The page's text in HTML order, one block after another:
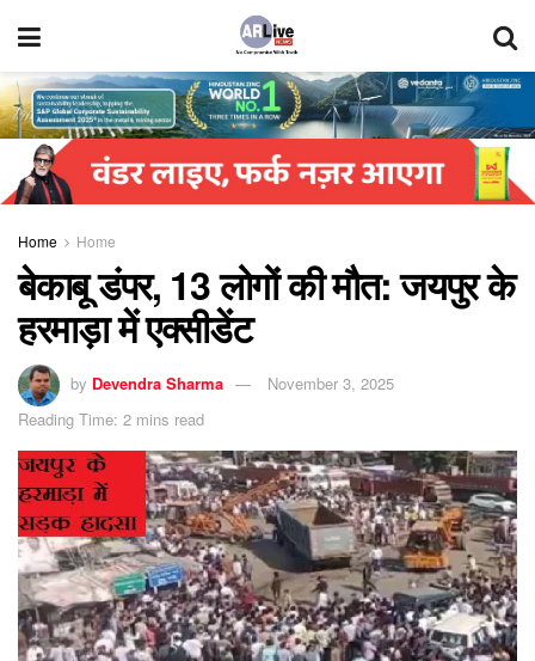
Home Home
बेकाबू डंपर, 13 लोगों की मौत: जयपुर के
हरमाड़ा में एक्सीडेंट
by Devendra Sharma
November 3, 2025
Reading Time: 2 mins read